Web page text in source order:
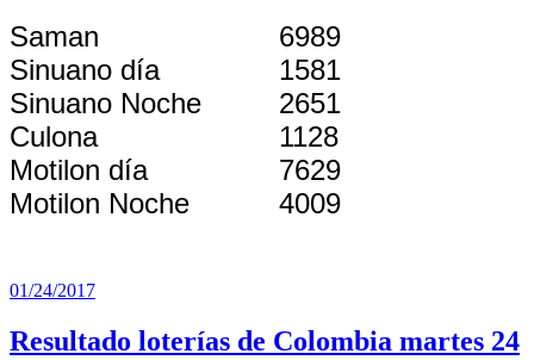
Saman
Sinuano día
Sinuano Noche
Culona
Motilon día
Motilon Noche
6989
1581
2651
1128
7629
4009
Publicado
01/24/2017
Resultado loterías de Colombia martes 24